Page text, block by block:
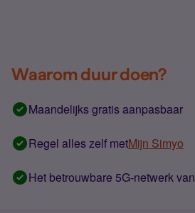
Waarom duur doen?
Maandelijks gratis aanpasbaar
Regel alles zelf metMijn Simyo
Het betrouwbare 5G-netwerk van